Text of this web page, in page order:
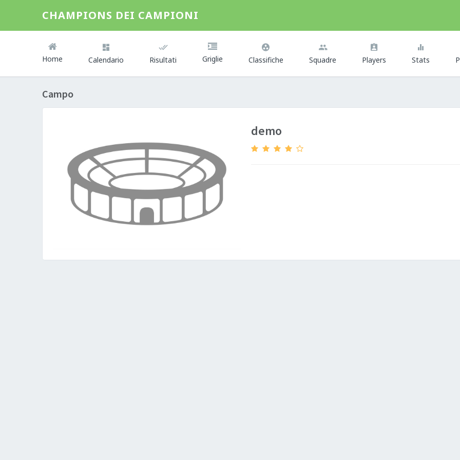
CHAMPIONS DEI CAMPIONI
Home Calendario Risultati Griglie Classifiche Squadre Players Stats
Campo
demo